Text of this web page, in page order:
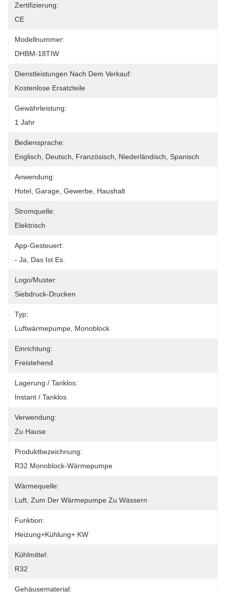
Zertifizierung:
CE
Modellnummer:
DHBM-18TIW
Dienstleistungen Nach Dem Verkauf:
Kostenlose Ersatzteile
Gewährleistung:
1 Jahr
Bediensprache:
Englisch, Deutsch, Französisch, Niederländisch, Spanisch
Anwendung:
Hotel, Garage, Gewerbe, Haushalt
Stromquelle:
Elektrisch
App-Gesteuert:
- Ja, Das Ist Es.
Logo/Muster:
Siebdruck-Drucken
Typ:
Luftwärmepumpe, Monoblock
Einrichtung:
Freistehend
Lagerung / Tanklos:
Instant / Tanklos
Verwendung:
Zu Hause
Produktbezeichnung:
R32 Monoblock-Wärmepumpe
Wärmequelle:
Luft, Zum Der Wärmepumpe Zu Wässern
Funktion:
Heizung+Kühlung+ KW
Kühlmittel:
R32
Gehäusematerial: